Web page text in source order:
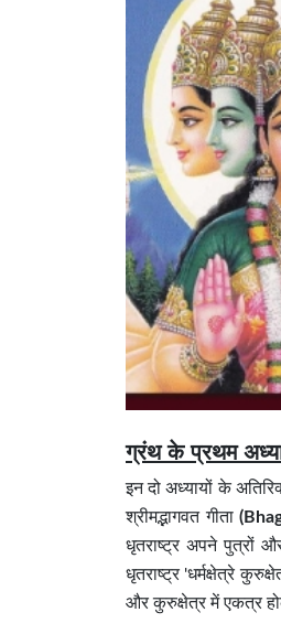
ग्रंथ के प्रथम
इन दो अध्यायों के
श्रीमद्भागवत गीता
धृतराष्ट्र अपने पुत्रों
धृतराष्ट्र 'धर्मक्षेत्रे
और कुरुक्षेत्र में एकत्र